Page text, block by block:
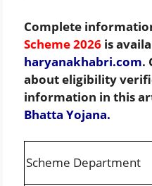
Complete
Scheme 2026 is
haryanakhabri.com.
about eligibility
information in this
Bhatta Yojana.
Scheme Department